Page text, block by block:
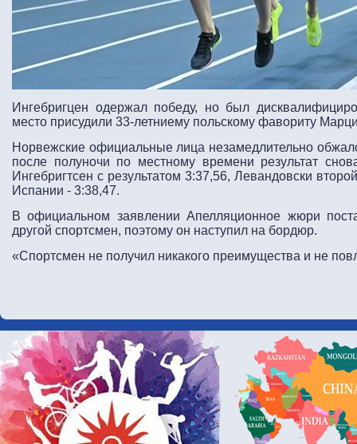
Ингебригцен одержал победу, но был
место присудили 33-летниему польскому фавориту
Норвежские официальные лица незамедлительно
после полуночи по местному времени результат
Ингебригтсен с результатом 3:37,56, Левандовски
Испании - 3:38,47.
В официальном заявлении Апелляционное жюри
другой спортсмен, поэтому он наступил на бордюр.
«Спортсмен не получил никакого преимущества и не